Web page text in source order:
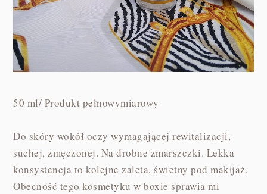
50 ml/ Produkt pełnowymiarowy
Do skóry wokół oczy wymagającej rewitalizacji,
suchej, zmęczonej. Na drobne zmarszczki. Lekka
konsystencja to kolejne zaleta, świetny pod makijaż.
Obecność tego kosmetyku w boxie sprawia mi